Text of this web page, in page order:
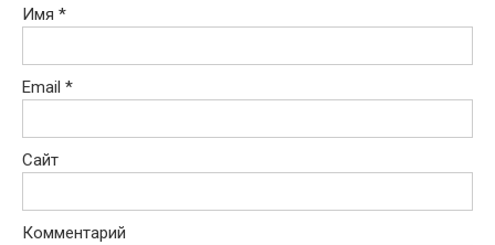
Имя *
Email *
Сайт
Комментарий